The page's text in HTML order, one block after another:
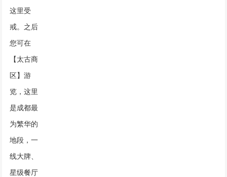
这里受
戒。之后
您可在
【太古商
区】游
览，这里
是成都最
为繁华的
地段，一
线大牌、
星级餐厅